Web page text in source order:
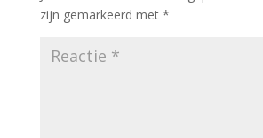
zijn gemarkeerd met *